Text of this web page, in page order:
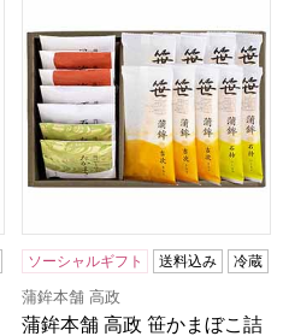
ソーシャルギフト 送料込み 冷蔵
蒲鉾本舗 高政
蒲鉾本舗 高政 笹かまぼこ詰